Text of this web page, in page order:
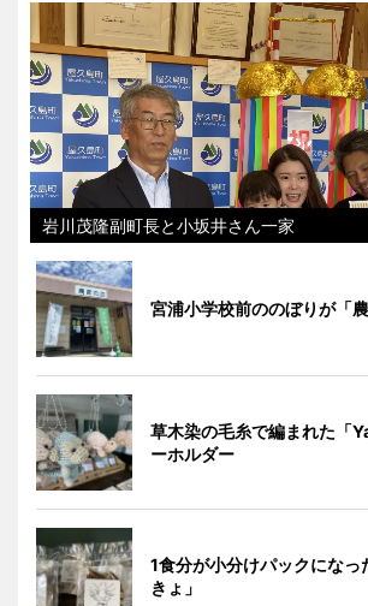
岩川茂隆副町長と小坂井さん一家
宮浦小学校前ののぼりが「
草木染の毛糸で編まれた「
ーホルダー
1食分が小分けパックになっ
きょ」